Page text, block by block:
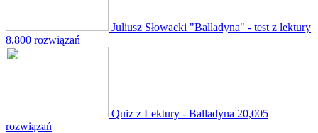
Juliusz Słowacki "Balladyna" - test z lektury
8,800 rozwiązań
Quiz z Lektury - Balladyna 20,005
rozwiązań